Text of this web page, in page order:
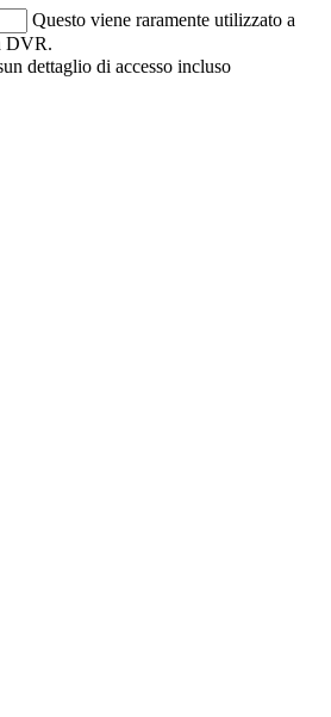
Questo viene raramente utilizzato a
DVR.
dettaglio di accesso incluso